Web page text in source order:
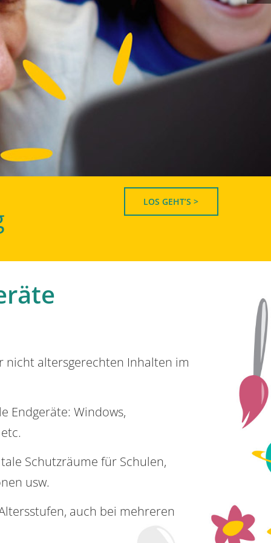
LOS GEHT’S >
altersgerechten Inhalten im
Endgeräte: Windows,
Schutzräume für Schulen,
usw.
auch bei mehreren